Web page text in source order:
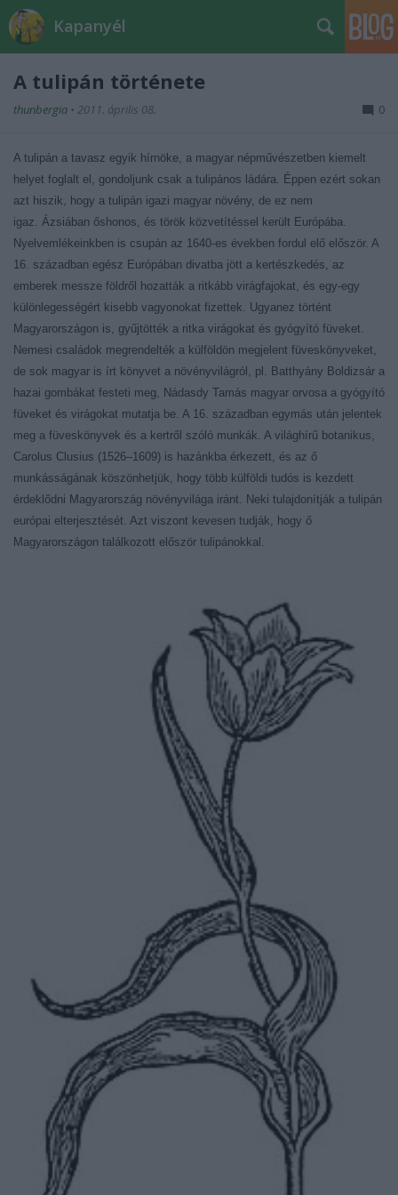
Kapanyél
A tulipán története
thunbergia • 2011. április 08. 0
A tulipán a tavasz egyik hírnöke, a magyar népművészetben kiemelt
helyet foglalt el, gondoljunk csak a tulipános ládára. Éppen ezért sokan
azt hiszik, hogy a tulipán igazi magyar növény, de ez nem
igaz. Ázsiában őshonos, és török közvetítéssel került Európába.
Nyelvemlékeinkben is csupán az 1640-es években fordul elő először. A
16. században egész Európában divatba jött a kertészkedés, az
emberek messze földről hozatták a ritkább virágfajokat, és egy-egy
különlegességért kisebb vagyonokat fizettek. Ugyanez történt
Magyarországon is, gyűjtötték a ritka virágokat és gyógyító füveket.
Nemesi családok megrendelték a külföldön megjelent füveskönyveket,
de sok magyar is írt könyvet a növényvilágról, pl. Batthyány Boldizsár a
hazai gombákat festeti meg, Nádasdy Tamás magyar orvosa a gyógyító
füveket és virágokat mutatja be. A 16. században egymás után jelentek
meg a füveskönyvek és a kertről szóló munkák. A világhírű botanikus,
Carolus Clusius (1526–1609) is hazánkba érkezett, és az ő
munkásságának köszönhetjük, hogy több külföldi tudós is kezdett
érdeklődni Magyarország növényvilága iránt. Neki tulajdonítják a tulipán
európai elterjesztését. Azt viszont kevesen tudják, hogy ő
Magyarországon találkozott először tulipánokkal.